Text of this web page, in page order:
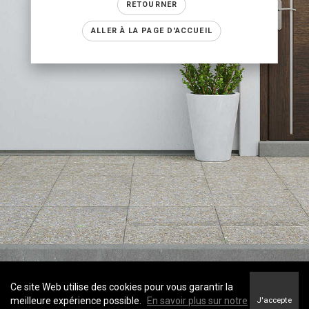
RETOURNER
ALLER À LA PAGE D'ACCUEIL
Ce site Web utilise des cookies pour vous garantir la
meilleure expérience possible.
En savoir plus sur notre J'accepte